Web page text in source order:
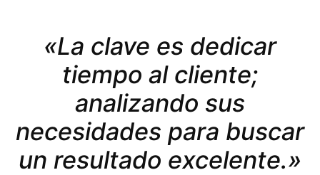
«La clave es dedicar
tiempo al cliente;
analizando sus
necesidades para buscar
un resultado excelente.»